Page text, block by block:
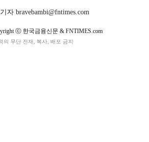
자 bravebambi@fntimes.com
ⓒ 한국금융신문 & FNTIMES.com
의 무단 전재, 복사, 배포 금지